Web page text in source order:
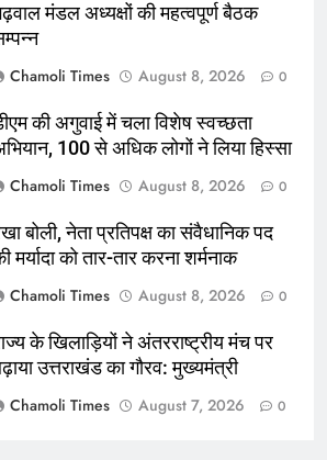
मंडल अध्यक्षों की महत्वपूर्ण बैठक
Chamoli Times
August 8, 2026 0
की अगुवाई में चला विशेष स्वच्छता
100 से अधिक लोगों ने लिया हिस्सा
Chamoli Times
August 8, 2026 0
बोली, नेता प्रतिपक्ष का संवैधानिक पद
मर्यादा को तार-तार करना शर्मनाक
Chamoli Times
August 8, 2026 0
के खिलाड़ियों ने अंतरराष्ट्रीय मंच पर
उत्तराखंड का गौरव: मुख्यमंत्री
Chamoli Times
August 7, 2026 0